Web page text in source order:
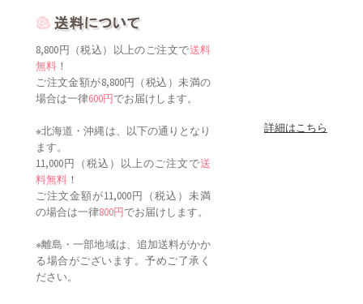
8,800円（税込）以上のご注文で送料
無料 ！
ご注文金額が8,800円（税込）未満の
場合は一律600円でお届けします。
※北海道・沖縄は、以下の通りとなり
ます。
11,000円（税込）以上のご注文で送
料無料 ！
ご注文金額が11,000円（税込）未満
の場合は一律800円でお届けします。
※離島・一部地域は、追加送料がかか
る場合がございます。予めご了承く
ださい。
詳細はこちら